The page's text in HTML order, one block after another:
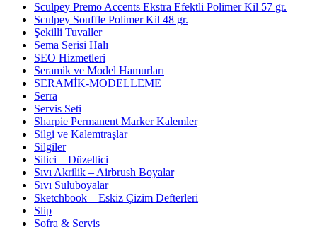
Sculpey Premo Accents Ekstra Efektli Polimer Kil 57 gr.
Sculpey Souffle Polimer Kil 48 gr.
Şekilli Tuvaller
Sema Serisi Halı
SEO Hizmetleri
Seramik ve Model Hamurları
SERAMİK-MODELLEME
Serra
Servis Seti
Sharpie Permanent Marker Kalemler
Silgi ve Kalemtraşlar
Silgiler
Silici – Düzeltici
Sıvı Akrilik – Airbrush Boyalar
Sıvı Suluboyalar
Sketchbook – Eskiz Çizim Defterleri
Slip
Sofra & Servis